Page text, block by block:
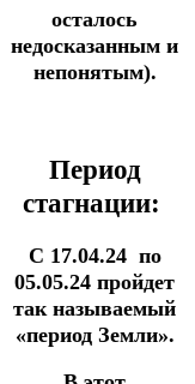
осталось
недосказанным и
непонятым).
Период
стагнации:
С 17.04.24 по
05.05.24 пройдет
так называемый
«период Земли».